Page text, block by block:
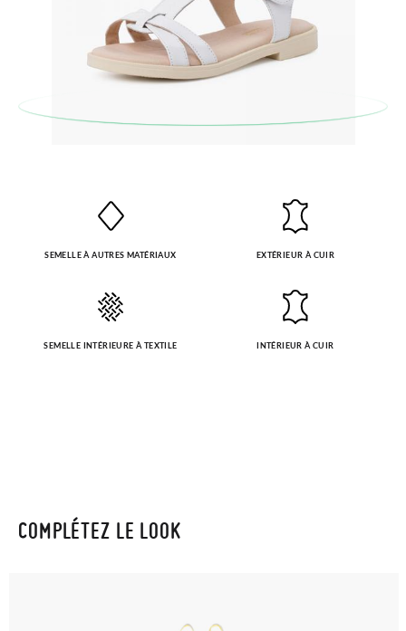
automatiquement dans votre boîte de réception.
Pour échanger un article, veuillez renvoyer votre paire
d'origine en utilisant l'étiquette fournie dans n'importe quel
bureau de poste Francia Colissimo et passer une nouvelle
commande pour la pointure ou le modèle souhaité.
SEMELLE À AUTRES MATÉRIAUX EXTÉRIEUR À CUIR
SEMELLE INTÉRIEURE À TEXTILE INTÉRIEUR À CUIR
COMPLÉTEZ LE LOOK